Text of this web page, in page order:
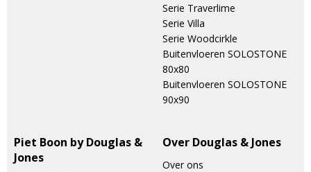
Serie Traverlime
Serie Villa
Serie Woodcirkle
Buitenvloeren SOLOSTONE
80x80
Buitenvloeren SOLOSTONE
90x90
Piet Boon by Douglas &
Jones
Over Douglas & Jones
Over ons